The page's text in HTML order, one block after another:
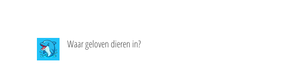
Waar geloven dieren in?